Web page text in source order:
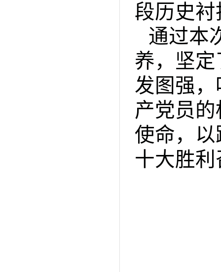
段历史
通过本
养，坚
发图强
产党员
使命，
十大胜